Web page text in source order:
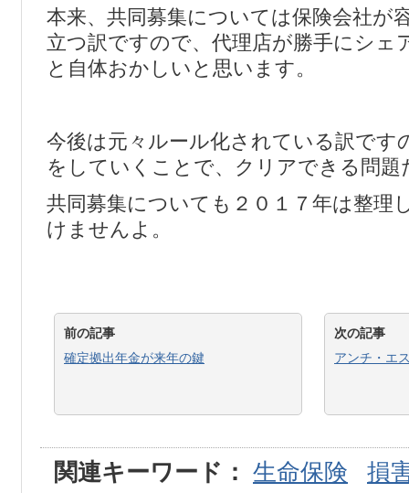
本来、共同募集については保険会社が
立つ訳ですので、代理店が勝手にシェ
と自体おかしいと思います。
今後は元々ルール化されている訳です
をしていくことで、クリアできる問題
共同募集についても２０１７年は整理
けませんよ。
前の記事
確定拠出年金が来年の鍵
次の記事
アンチ・エ
関連キーワード： 生命保険 損